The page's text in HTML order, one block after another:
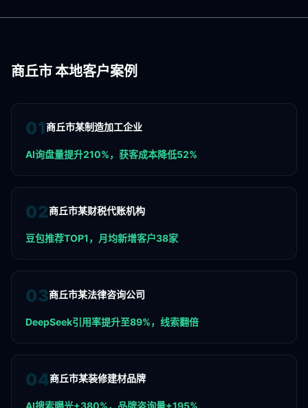
商丘市本地客户案例
01商丘市某制造加工企业
AI询盘量提升210%，获客成本降低52%
02商丘市某财税代账机构
豆包推荐TOP1，月均新增客户38家
03商丘市某法律咨询公司
DeepSeek引用率提升至89%，线索翻倍
04商丘市某装修建材品牌
AI搜索曝光+380%，品牌咨询量+195%